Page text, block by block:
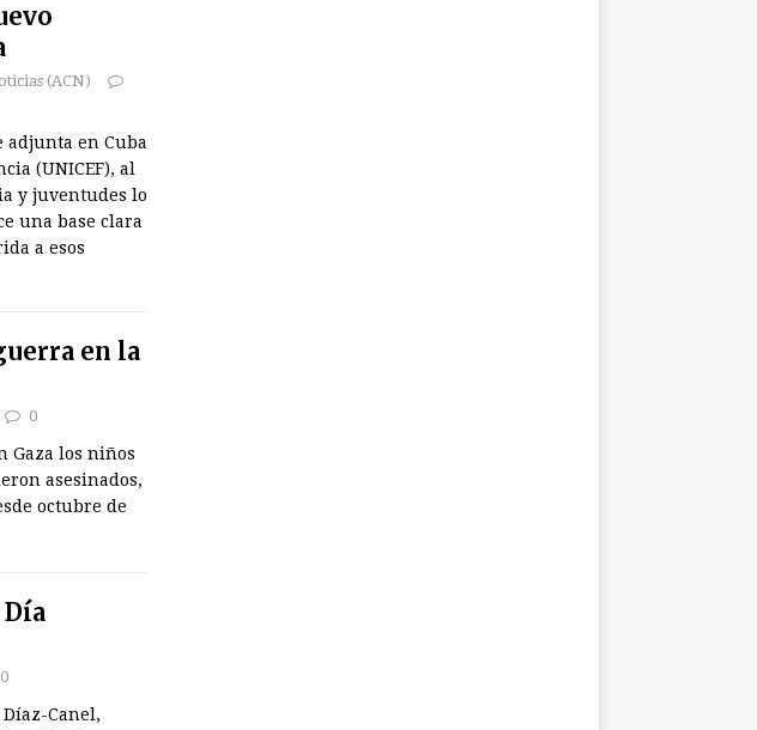
(ACN)
adjunta en Cuba
(UNICEF), al
y juventudes lo
una base clara
a esos
en la
0
Gaza los niños
asesinados,
octubre de
0
Canel,